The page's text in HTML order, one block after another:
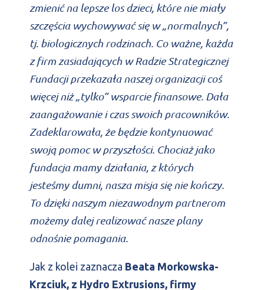
zmienić na lepsze los dzieci, które nie miały
szczęścia wychowywać się w „normalnych”,
tj. biologicznych rodzinach. Co ważne, każda
z firm zasiadających w Radzie Strategicznej
Fundacji przekazała naszej organizacji coś
więcej niż „tylko” wsparcie finansowe. Dała
zaangażowanie i czas swoich pracowników.
Zadeklarowała, że będzie kontynuować
swoją pomoc w przyszłości. Chociaż jako
fundacja mamy działania, z których
jesteśmy dumni, nasza misja się nie kończy.
To dzięki naszym niezawodnym partnerom
możemy dalej realizować nasze plany
odnośnie pomagania.
Jak z kolei zaznacza Beata Morkowska-
Krzciuk, z Hydro Extrusions, firmy